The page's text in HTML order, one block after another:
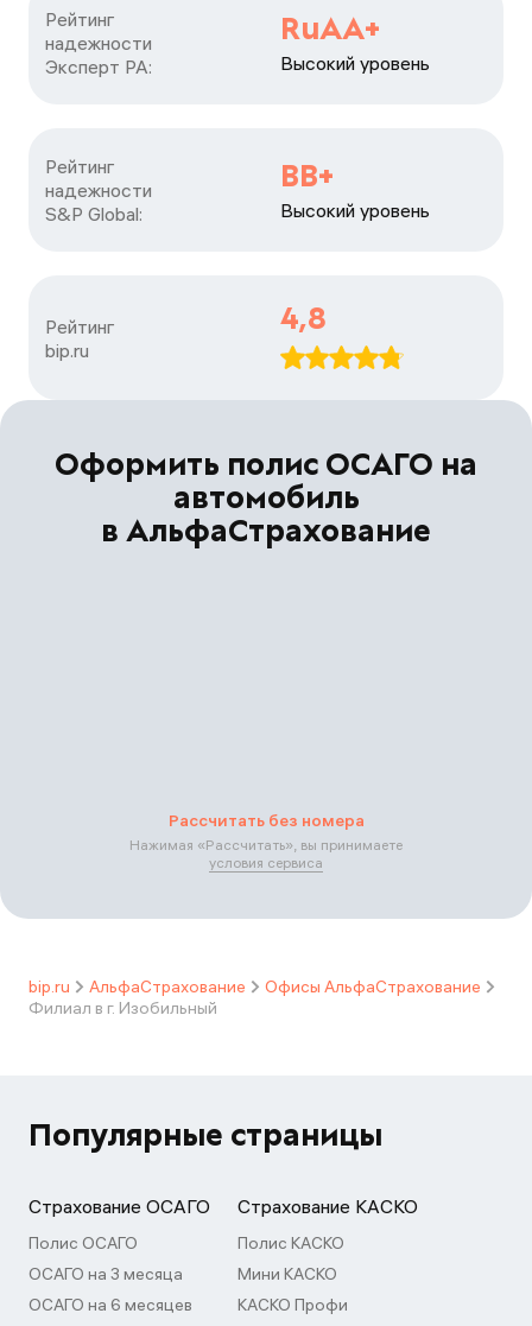
Рейтинг
надежности
Эксперт РА:
RuAA+
Высокий уровень
Рейтинг
надежности
S&P Global:
ВВ+
Высокий уровень
Рейтинг
bip.ru
4,8
Оформить полис ОСАГО на
автомобиль
в АльфаСтрахование
Рассчитать без номера
Нажимая «Рассчитать», вы принимаете
условия сервиса
bip.ru АльфаСтрахование
Офисы АльфаСтрахование
Филиал в г. Изобильный
Популярные страницы
Страхование ОСАГО
Полис ОСАГО
ОСАГО на 3 месяца
ОСАГО на 6 месяцев
Страхование КАСКО
Полис КАСКО
Мини КАСКО
КАСКО Профи